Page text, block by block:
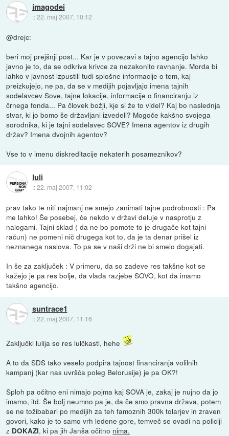
imagodei
::22. maj 2007, 10:12
@drejc:
beri moj prejšnji post... Kar je v povezavi s tajno agencijo lahko
javno je to, da se odkriva krivce za nezakonito ravnanje. Morda bi
lahko v javnost izpustili tudi splošne informacije o tem, kaj
preizkujejo, ne pa, da se v medijih pojavljajo imena tajnih
sodelavcev Sove, tajne lokacije, informacije o financiranju iz
črnega fonda... Pa človek božji, kje si že to videl? Kaj bo naslednja
stvar, ki jo bomo še državljani izvedeli? Mogoče kakšno svojega
sorodnika, ki je tajni sodelavec SOVE? Imena agentov iz drugih
držav? Imena dvojnih agentov?
Vse to v imenu diskreditacije nekaterih posameznikov?
luli
::22. maj 2007, 11:02
prav tako te niti najmanj ne smejo zanimati tajne podrobnosti : Pa
me lahko! Še posebej, če nekdo v državi deluje v nasprotju z
nalogami. Tajni sklad ( da ne bo pomote to je drugače kot tajni
račun) ne pomeni nič drugega kot to, da je ta denar prišel iz
neznanega naslova. To pa se v naši drži ne bi smelo dogajati.
In še za zaključek : V primeru, da so zadeve res takšne kot se
kažejo je pa res bolje, da vlada razjebe SOVO, kot da imamo
takšno agencijo.
suntrace1
::22. maj 2007, 11:16
Zaključki lulija so res lulčkasti, hehe
A to da SDS tako veselo podpira tajnost financiranja volilnih
kampanj (kar nas uvršča poleg Belorusije) je pa OK?!
Sploh pa očitno eni nimajo pojma kaj SOVA je, zakaj je nujno da jo
imamo, itd. Še bolj neumno pa je, da če smo pravna država, potem
se ne tožibabari po medijih za teh famoznih 300k tolarjev in zraven
govori, kako je to samo vrh ledene gore, temveč se ovadi na policiji
z DOKAZI, ki pa jih Janša očitno nima.